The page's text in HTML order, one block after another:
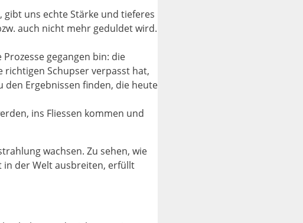
uns echte Stärke und tieferes
auch nicht mehr geduldet wird.
gegangen bin: die
Schupser verpasst hat,
Ergebnissen finden, die heute
ins Fliessen kommen und
wachsen. Zu sehen, wie
der Welt ausbreiten, erfüllt